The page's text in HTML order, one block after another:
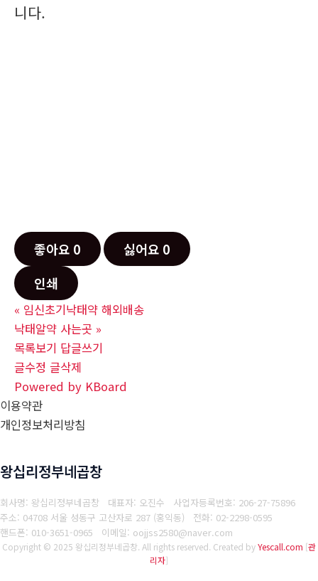
니다.
좋아요 0 싫어요 0
인쇄
« 임신초기낙­태약 해외배송
낙­태알약 사는곳 »
목록보기 답글쓰기
글수정 글삭제
Powered by KBoard
이용약관
개인정보처리방침
왕십리정부네곱창
회사명: 왕십리정부네곱창 대표자: 오진수 사업자등록번호: 206-27-75896
주소: 04708 서울 성동구 고산자로 287 (홍익동) 전화: 02-2298-0595
핸드폰: 010-3651-0965
이메일: oojjss2580@naver.com
Copyright © 2025 왕십리정부네곱창. All rights reserved. Created byYescall.com [관
리자]